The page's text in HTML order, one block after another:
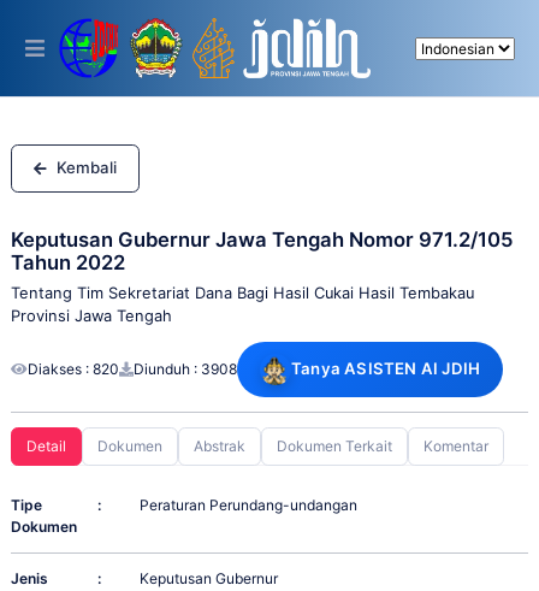
This
includes
accessibility
system.
Kembali
Keputusan Gubernur Jawa Tengah Nomor 971.2/105
Tahun 2022
Tentang Tim Sekretariat Dana Bagi Hasil Cukai Hasil Tembakau
Provinsi Jawa Tengah
Diakses : 820 Diunduh : 3908 Tanya ASISTEN AI JDIH
Detail Dokumen Abstrak Dokumen Terkait Komentar
Tipe
Dokumen
: Peraturan Perundang-undangan
Jenis : Keputusan Gubernur